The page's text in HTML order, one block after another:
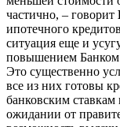
частично, – говорит
ипотечного
ситуация еще и
повышением Банком
Это существенно
все из них готовы
банковским ставкам
ожидании от